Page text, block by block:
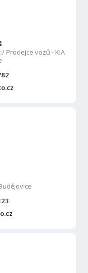
Prodejce vozů - KIA